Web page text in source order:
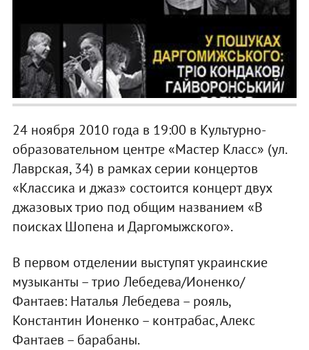
24 ноября 2010 года в 19:00 в Культурно-
образовательном центре «Мастер Класс» (ул.
Лаврская, 34) в рамках серии концертов
«Классика и джаз» состоится концерт двух
джазовых трио под общим названием «В
поисках Шопена и Даргомыжского».
В первом отделении выступят украинские
музыканты – трио Лебедева/Ионенко/
Фантаев: Наталья Лебедева – рояль,
Константин Ионенко – контрабас, Алекс
Фантаев – барабаны.